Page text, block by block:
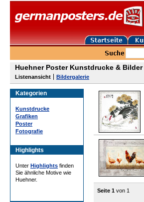
Huehner Poster Kunstdrucke & Bilder
Listenansicht Bildergalerie
Kategorien
Kunstdrucke
Grafiken
Poster
Fotografie
Highlights
Unter Highlights finden
Sie ähnliche Motive wie
Huehner.
Seite 1 von 1